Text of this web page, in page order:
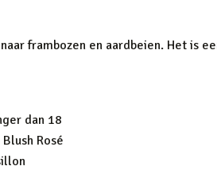
frambozen en aardbeien. Het is
dan 18
Rosé